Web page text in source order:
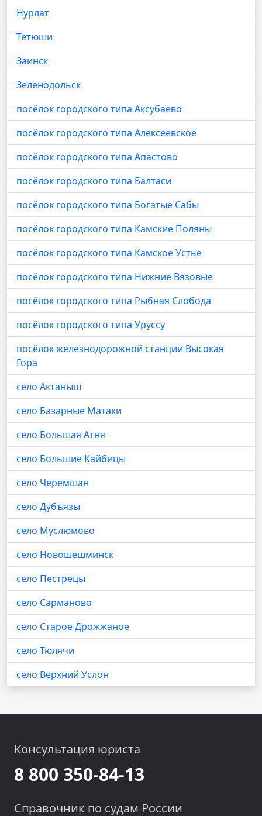
Нурлат
Тетюши
Заинск
Зеленодольск
посёлок городского типа Аксубаево
посёлок городского типа Алексеевское
посёлок городского типа Апастово
посёлок городского типа Балтаси
посёлок городского типа Богатые Сабы
посёлок городского типа Камские Поляны
посёлок городского типа Камское Устье
посёлок городского типа Нижние Вязовые
посёлок городского типа Рыбная Слобода
посёлок городского типа Уруссу
посёлок железнодорожной станции Высокая
Гора
село Актаныш
село Базарные Матаки
село Большая Атня
село Большие Кайбицы
село Черемшан
село Дубъязы
село Муслюмово
село Новошешминск
село Пестрецы
село Сарманово
село Старое Дрожжаное
село Тюлячи
село Верхний Услон
Консультация юриста
8 800 350-84-13
Справочник по судам России